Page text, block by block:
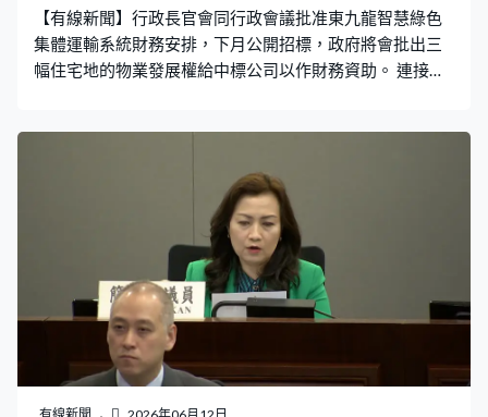
中，都要宣布不好的消息
【有線新聞】行政長官會同行政會議批准東九龍智慧綠色
集體運輸系統財務安排，下月公開招標，政府將會批出三
幅住宅地的物業發展權給中標公司以作財務資助。 連接彩
用「建設、營運、移交」模式，透過公開招標甄選專營公
司，負責融資、設計、建造、營運和維修系統。 政府指東
九龍項目在扣除預計總開支後，總收入會少於資本回報，
因此批出三幅住宅地的物業發展權給中標公司，除了馬游
塘車廠，還包括啟德和茶果嶺道用地，以提供財務資助，
亦可以增加誘因，提升服務區域發展活力，增加系統的客
流量。 測量師學會前會長林家輝：「新增多加兩幅地就更
好，一幅在兒童醫院附近，對著啟德內海及跑道區風景比
較好，價值也應該比較高；另外新增的一幅地在觀塘繞道
隔離，都比較近觀塘市區，觀塘港鐵站也不是很遠。」 政